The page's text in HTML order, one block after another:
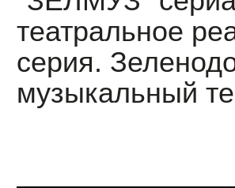
театральное
серия.
музыкальный